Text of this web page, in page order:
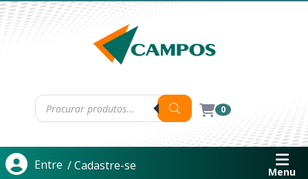
0
Entre / Cadastre-se Menu